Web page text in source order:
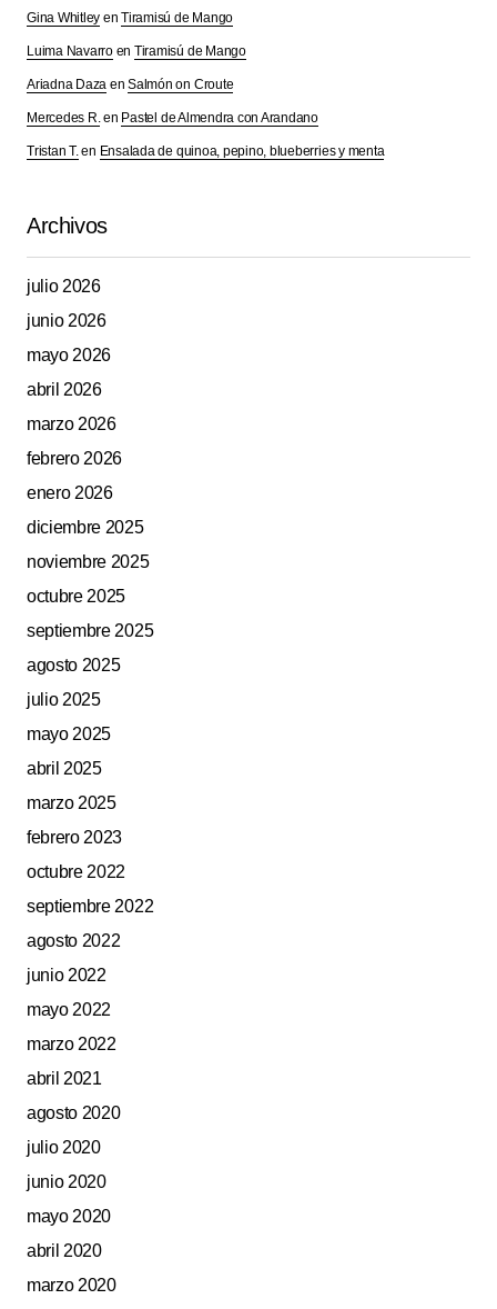
Gina Whitley enTiramisú de Mango
Luima Navarroen Tiramisú de Mango
Ariadna Daza enSalmón on Croute
Mercedes R.en Pastel de Almendra con Arandano
Tristan T.en Ensalada de quinoa, pepino, blueberries y menta
Archivos
julio 2026
junio 2026
mayo 2026
abril 2026
marzo 2026
febrero 2026
enero 2026
diciembre 2025
noviembre 2025
octubre 2025
septiembre 2025
agosto 2025
julio 2025
mayo 2025
abril 2025
marzo 2025
febrero 2023
octubre 2022
septiembre 2022
agosto 2022
junio 2022
mayo 2022
marzo 2022
abril 2021
agosto 2020
julio 2020
junio 2020
mayo 2020
abril 2020
marzo 2020